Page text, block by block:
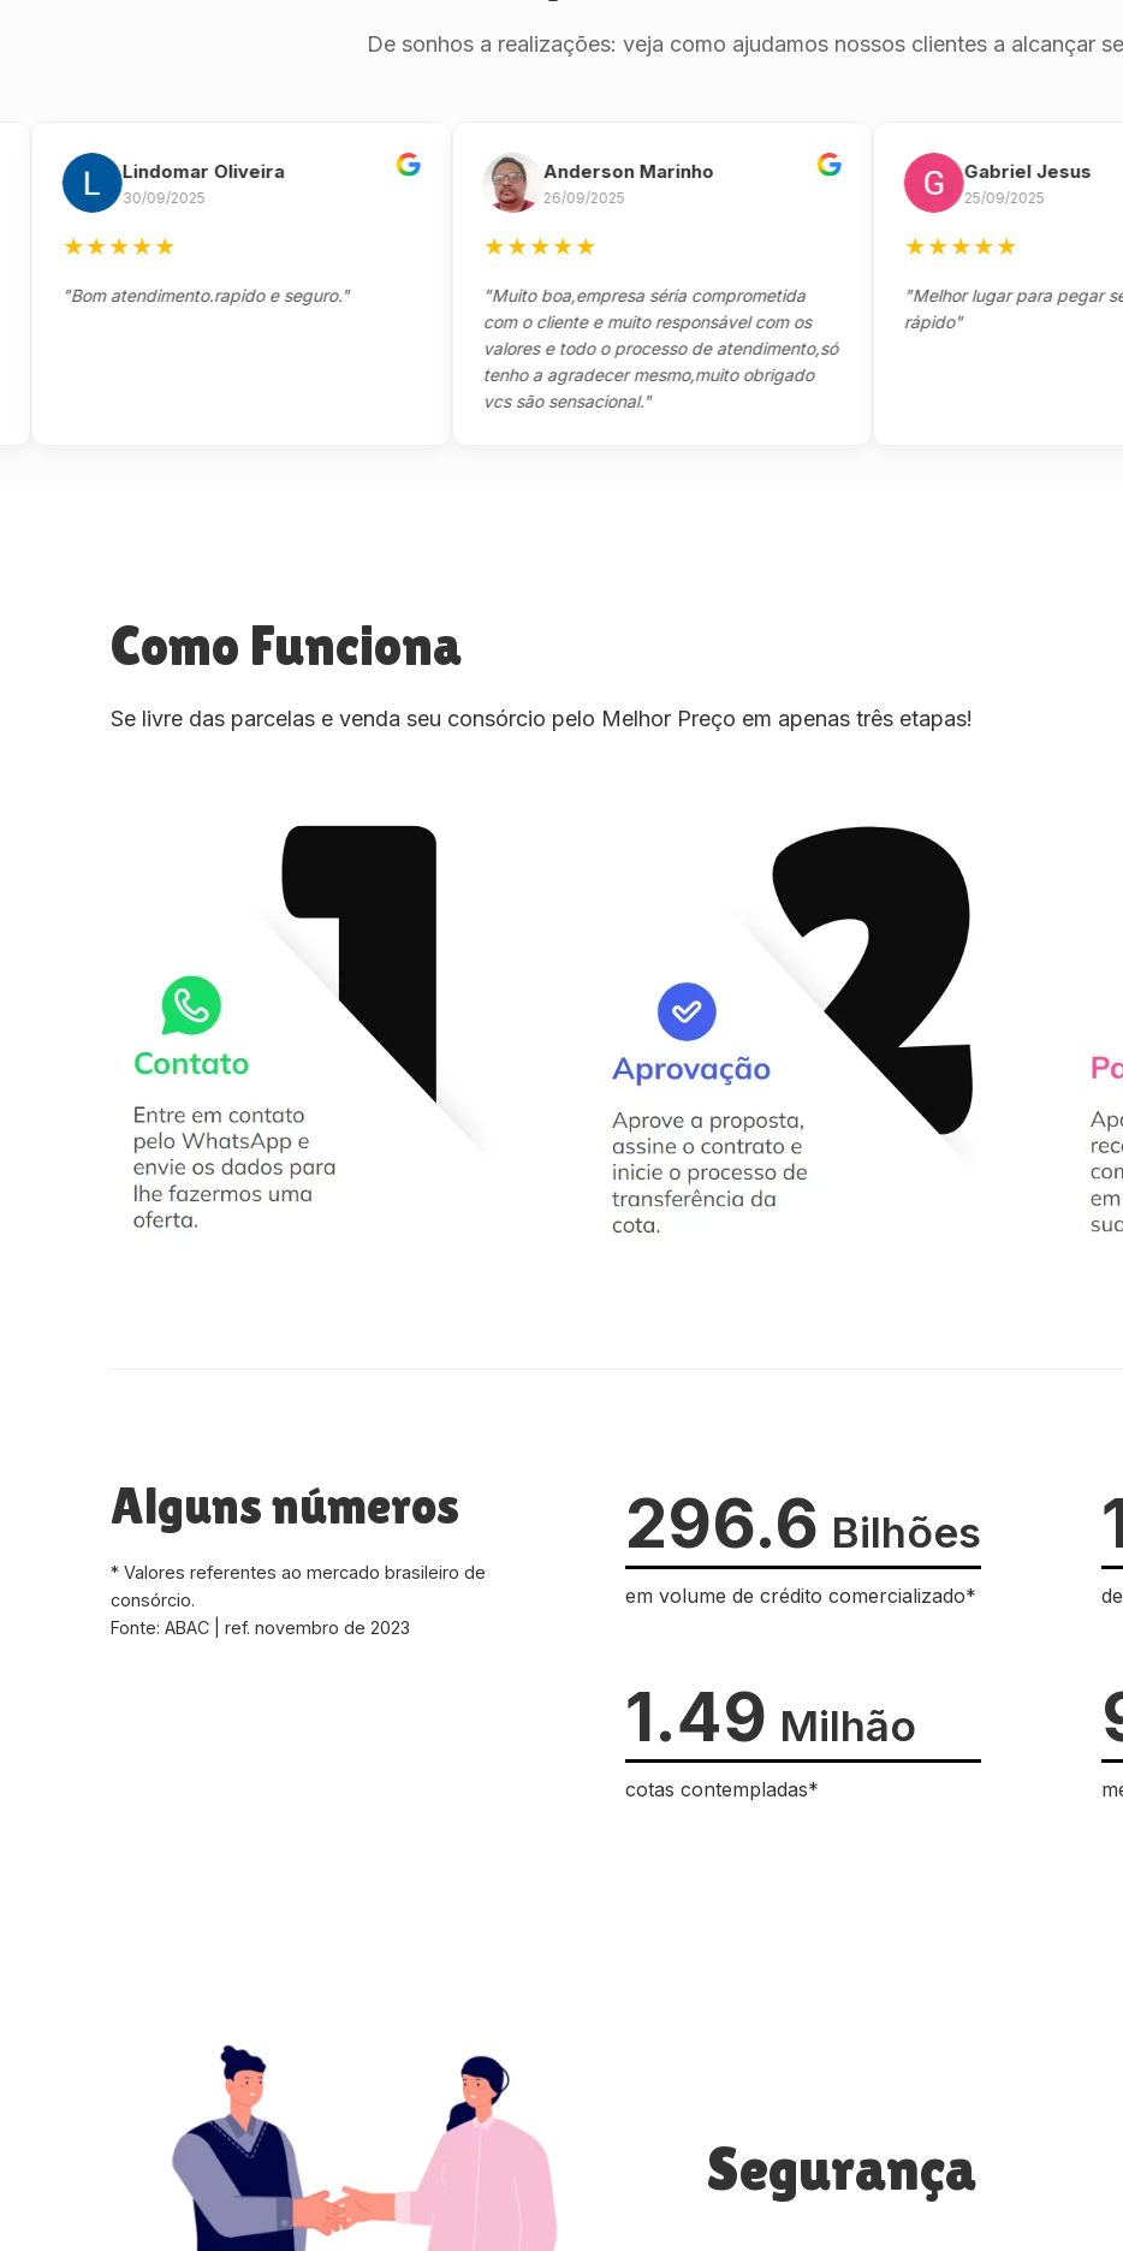
De sonhos a realizações: veja como ajudamos nossos clientes a alcançar
Lindomar Oliveira
30/09/2025
★★★
"Bom atendimento.rapido e seguro."
Anderson Marinho
26/09/2025
★★★
"Muito boa,empresa séria comprometida
com o cliente e muito responsável com os
valores e todo o processo de atendimento,só
tenho a agradecer mesmo,muito obrigado
vcs são sensacional."
Gabriel Jesus
25/09/2025
★★★
"Melhor lugar para pegar seu
rápido"
Como Funciona
Se livre das parcelas e venda seu consórcio pelo Melhor Preço em apenas três etapas!
Alguns números
* Valores referentes ao mercado brasileiro de
consórcio.
Fonte: ABAC | ref. novembro de 2023
296.6 Bilhões
em volume de crédito comercializado*
1.49 Milhão
cotas contempladas*
Segurança